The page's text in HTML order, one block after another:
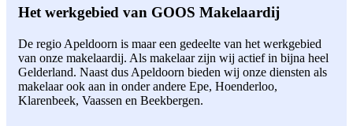
Het werkgebied van GOOS Makelaardij
De regio Apeldoorn is maar een gedeelte van het werkgebied
van onze makelaardij. Als makelaar zijn wij actief in bijna heel
Gelderland. Naast dus Apeldoorn bieden wij onze diensten als
makelaar ook aan in onder andere Epe, Hoenderloo,
Klarenbeek, Vaassen en Beekbergen.